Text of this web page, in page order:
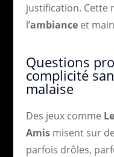
justification. Cette
l’ambianceet
Questions
complicité
malaise
Des jeux comme
Amismisent sur
parfois drôles,